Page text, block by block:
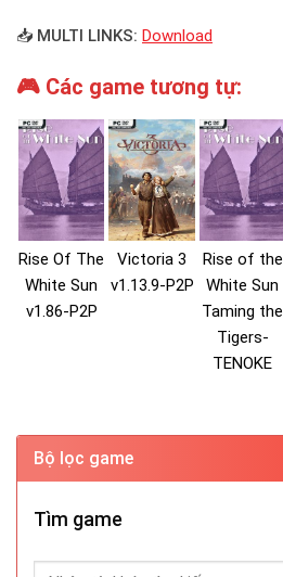
📥 MULTI LINKS: Download
🎮 Các game tương tự:
Rise Of The
White Sun
v1.86-P2P
Victoria 3
v1.13.9-P2P
Rise of the
White Sun
Taming the
Tigers-
TENOKE
Bộ lọc game
Tìm game